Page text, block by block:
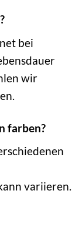
bei
wir
farben?
variieren.